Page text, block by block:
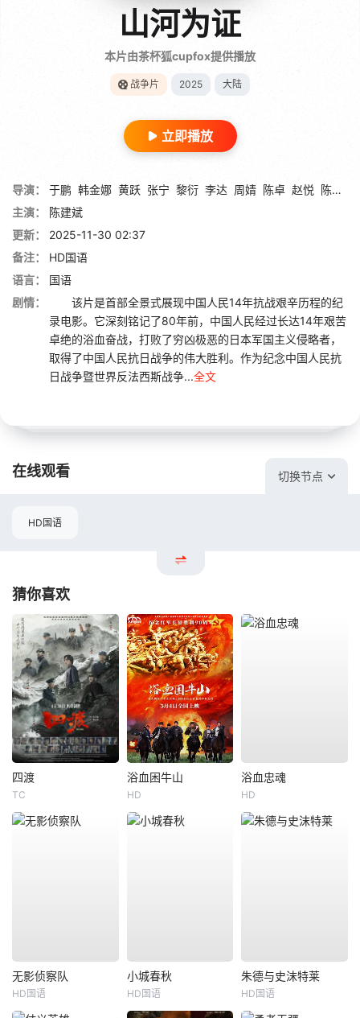
山河为证
本片由茶杯狐cupfox提供播放
战争片 2025 大陆
立即播放
导演： 于鹏 韩金娜 黄跃 张宁 黎衍 李达 周婧 陈卓 赵悦 陈庆
主演：
陈建斌
更新：
2025-11-30 02:37
备注：
HD国语
语言：
国语
剧情：
该片是首部全景式展现中国人民14年抗战艰辛历程的纪
录电影。它深刻铭记了80年前，中国人民经过长达14年艰苦
卓绝的浴血奋战，打败了穷凶极恶的日本军国主义侵略者，
取得了中国人民抗日战争的伟大胜利。作为纪念中国人民抗
日战争暨世界反法西斯战争...全文
在线观看 切换节点
HD国语
猜你喜欢
四渡
TC
浴血困牛山
HD
浴血忠魂
HD
无影侦察队
HD国语
小城春秋
HD国语
朱德与史沫特莱
HD国语